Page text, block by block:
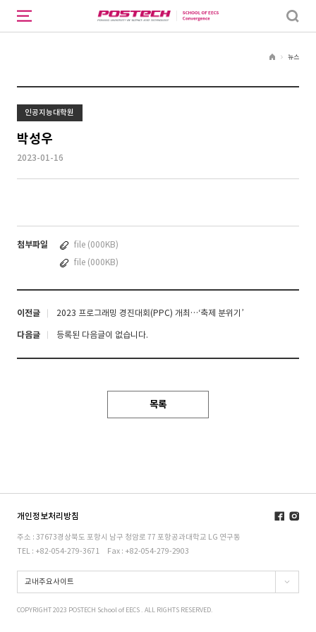
H
뉴스
인공지능대학원
박성우
2023-01-16
첨부파일
file (000KB)
file (000KB)
이전글 2023 프로그래밍 경진대회(PPC) 개최…‘축제 분위기’
다음글 등록된 다음글이 없습니다.
목록
개인정보처리방침
주소 : 37673경상북도 포항시 남구 청암로 77 포항공과대학교 LG 연구동
TEL : +82-054-279-3671
Fax : +82-054-279-2903
교내주요사이트
COPYRIGHT 2023 POSTECH School of EECS . ALL RIGHTS RESERVED.